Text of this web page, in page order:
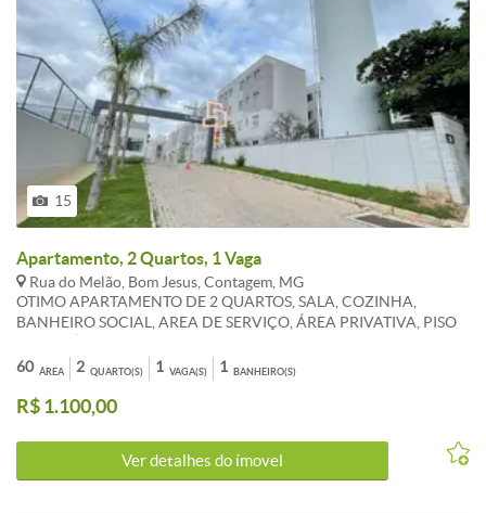
15
Apartamento, 2 Quartos, 1 Vaga
Rua do Melão, Bom Jesus, Contagem, MG
OTIMO APARTAMENTO DE 2 QUARTOS, SALA, COZINHA,
BANHEIRO SOCIAL, AREA DE SERVIÇO, ÁREA PRIVATIVA, PISO
AREA DE LAZER COMPLETA COM PISCINA, SALÃO DE FESTAS,
QUADRA DE ESPORTES E PLAYGROUND. ***OS VALORES
ANUNCIADOS DE CONDOMÍNIO E IPTU SÃO REFERENCIAIS E
ÁREA
60 QUARTO(S)
2 VAGA(S)
1 BANHEIRO(S)
1
R$ 1.100,00
Ver detalhes do ímovel